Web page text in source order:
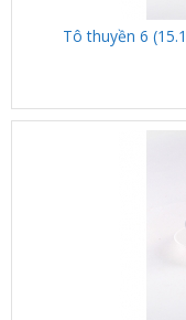
Tô thuyền 6